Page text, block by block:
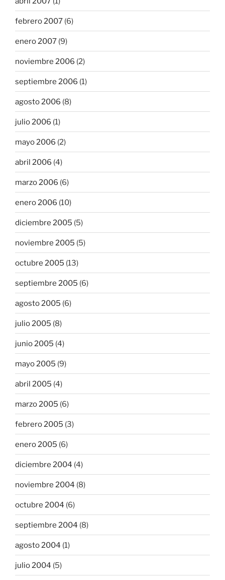
febrero 2007 (6)
enero 2007 (9)
noviembre 2006 (2)
septiembre 2006 (1)
agosto 2006 (8)
julio 2006 (1)
mayo 2006 (2)
abril 2006 (4)
marzo 2006 (6)
enero 2006 (10)
diciembre 2005 (5)
noviembre 2005 (5)
octubre 2005 (13)
septiembre 2005 (6)
agosto 2005 (6)
julio 2005 (8)
junio 2005 (4)
mayo 2005 (9)
abril 2005 (4)
marzo 2005 (6)
febrero 2005 (3)
enero 2005 (6)
diciembre 2004 (4)
noviembre 2004 (8)
octubre 2004 (6)
septiembre 2004 (8)
agosto 2004 (1)
julio 2004 (5)